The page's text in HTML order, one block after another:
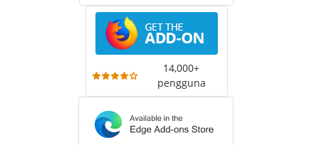
14,000+
pengguna